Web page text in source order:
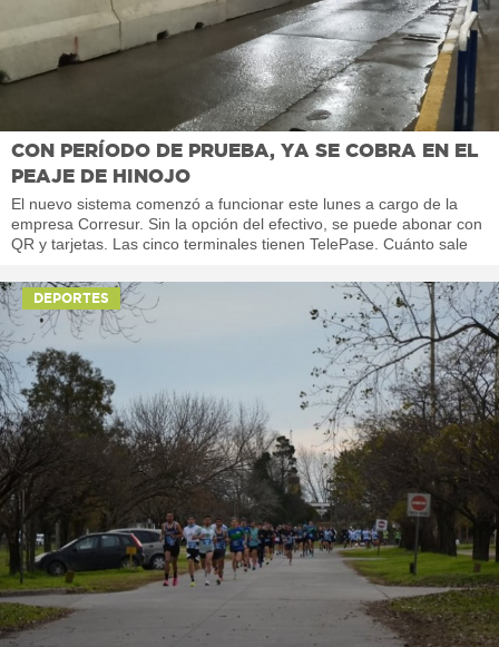
CON PERÍODO DE PRUEBA, YA SE COBRA EN EL
PEAJE DE HINOJO
El nuevo sistema comenzó a funcionar este lunes a cargo de la
empresa Corresur. Sin la opción del efectivo, se puede abonar con
QR y tarjetas. Las cinco terminales tienen TelePase. Cuánto sale
DEPORTES